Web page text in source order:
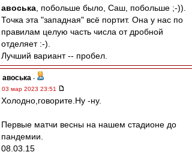
авоська , побольше было, Саш, побольше ;-)).
Точка эта "западная" всё портит. Она у нас по
правилам целую часть числа от дробной
отделяет :-).
Лучший вариант -- пробел.
авоська -
03 мар 2023 23:51
Холодно,говорите.Ну -ну.
Первые матчи весны на нашем стадионе до
пандемии.
08.03.15